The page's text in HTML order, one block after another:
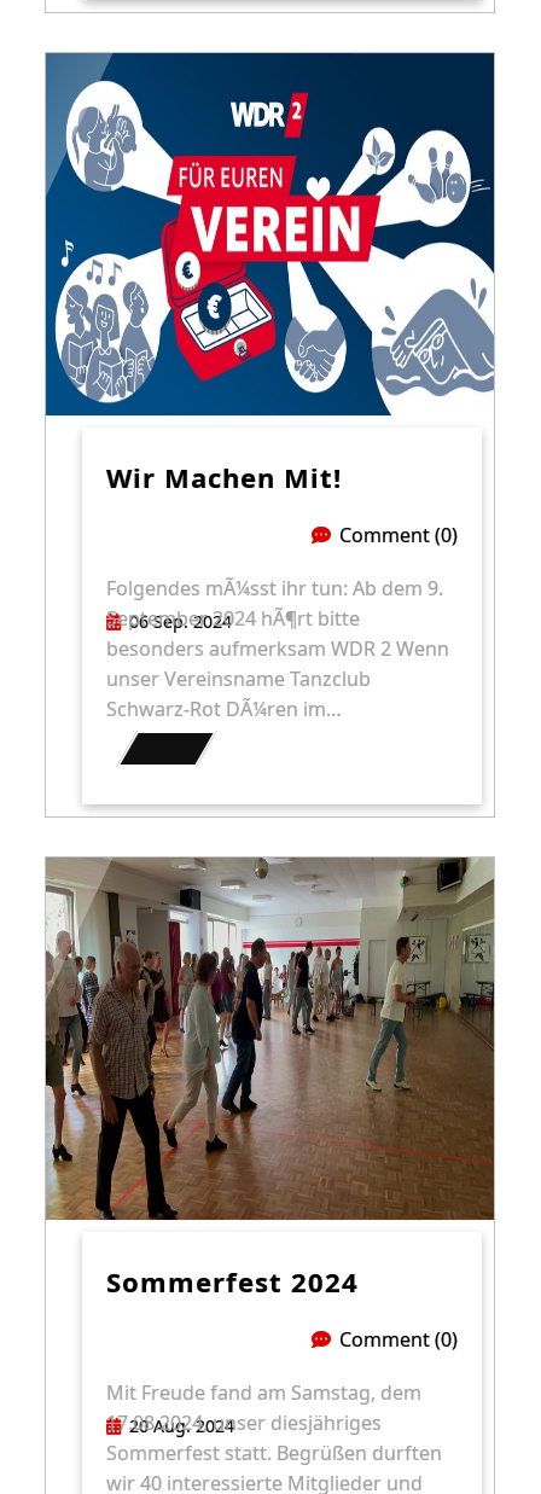
Wir Machen Mit!
06 Sep. 2024
Comment (0)
Folgendes mÃ¼sst ihr tun: Ab dem 9.
September 2024 hÃ¶rt bitte
besonders aufmerksam WDR 2 Wenn
unser Vereinsname Tanzclub
Schwarz-Rot DÃ¼ren im…
Sommerfest 2024
20 Aug. 2024
Comment (0)
Mit Freude fand am Samstag, dem
17.08.2024, unser diesjähriges
Sommerfest statt. Begrüßen durften
wir 40 interessierte Mitglieder und